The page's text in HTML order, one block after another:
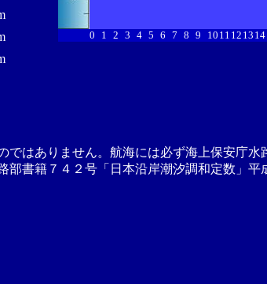
0 1 2 3 4 5 6 7 8 9 10 11 12 13 14
ではありません。航海には必ず海上保安庁水
書籍７４２号「日本沿岸潮汐調和定数」平